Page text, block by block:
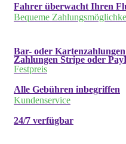
Fahrer überwacht Ihren
Bequeme
Bar- oder
Zahlungen Stripe oder
Festpreis
Alle Gebühren inbegriffen
Kundenservice
24/7 verfügbar